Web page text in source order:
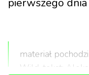
pierwszego
materiał
Wild, tekst: